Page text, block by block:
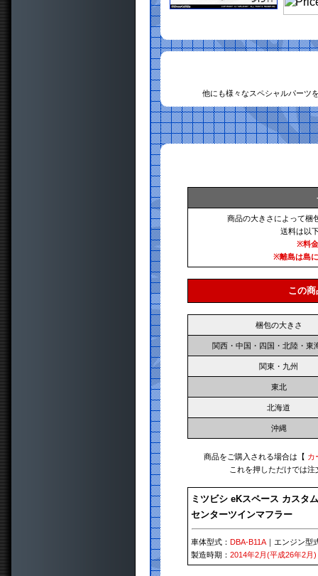
他にも様々なスペシャルパーツ
商品の大きさによって梱
送料は以
※料
※離島は島
この
梱包の大きさ
関西・中国・四国・北陸・東
関東・九州
東北
北海道
沖縄
商品をご購入される場合は【 カ
これを押しただけでは
ミツビシ eKスペース カスタ
センターツインマフラー
車体型式：DBA-B11A ｜エンジン型
製造時期：2014年2月(平成26年2月)